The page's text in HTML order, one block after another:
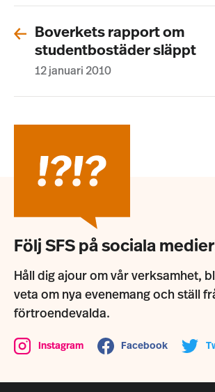
Boverkets rapport om
studentbostäder släppt
12 januari 2010
Följ SFS på sociala
Håll dig ajour om vår verksamhet,
veta om nya evenemang och ställ
förtroendevalda.
Instagram Facebook